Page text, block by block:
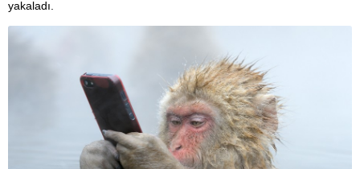
yakaladı.